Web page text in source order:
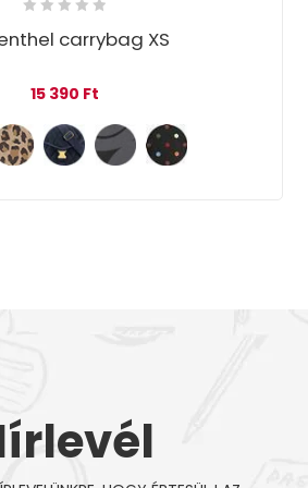
carrybag XS
15 390 Ft